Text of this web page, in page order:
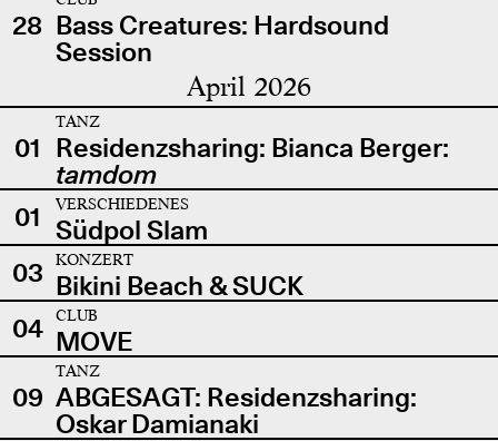
28 Bass Creatures: Hardsound
Session
April 2026
01
TANZ
Residenzsharing: Bianca Berger:
tamdom
01
VERSCHIEDENES
Südpol Slam
03
KONZERT
Bikini Beach & SUCK
04
CLUB
MOVE
09
TANZ
ABGESAGT: Residenzsharing:
Oskar Damianaki